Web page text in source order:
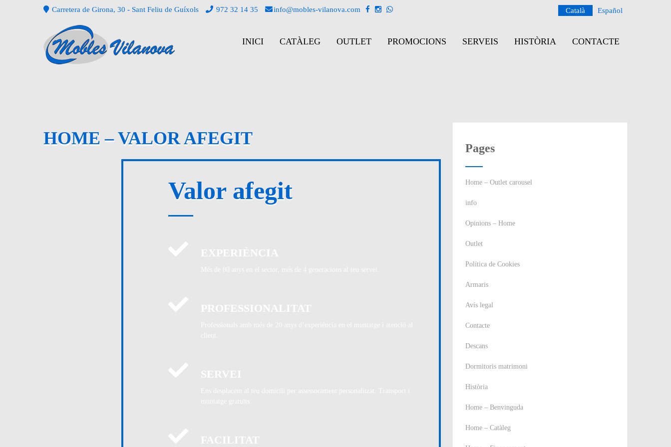
Carretera de Girona, 30 - Sant Feliu de Guíxols 972 32 14 35 info@mobles-vilanova.com Català Español
INICI CATÀLEG OUTLET PROMOCIONS SERVEIS HISTÒRIA CONTACTE
HOME – VALOR AFEGIT
Valor afegit
Pages
Home – Outlet carousel
info
Opinions – Home
Outlet
Política de Cookies
Armaris
Avís legal
Contacte
Descans
Dormitoris matrimoni
Història
Home – Benvinguda
Home – Catàleg